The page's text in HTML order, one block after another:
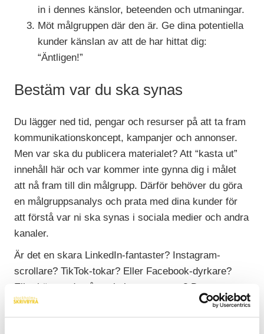
in i dennes känslor, beteenden och utmaningar.
Möt målgruppen där den är. Ge dina potentiella
kunder känslan av att de har hittat dig:
“Äntligen!”
Bestäm var du ska synas
Du lägger ned tid, pengar och resurser på att ta fram
kommunikationskoncept, kampanjer och annonser.
Men var ska du publicera materialet? Att “kasta ut”
innehåll här och var kommer inte gynna dig i målet
att nå fram till din målgrupp. Därför behöver du göra
en målgruppsanalys och prata med dina kunder för
att förstå var ni ska synas i sociala medier och andra
kanaler.
Är det en skara LinkedIn-fantaster? Instagram-
scrollare? TikTok-tokar? Eller Facebook-dyrkare?
Eller hänger de någon helt annanstans? Det pratas
ofta om olika generationer och deras olika
beteenden. Exempelvis hänger Generation X